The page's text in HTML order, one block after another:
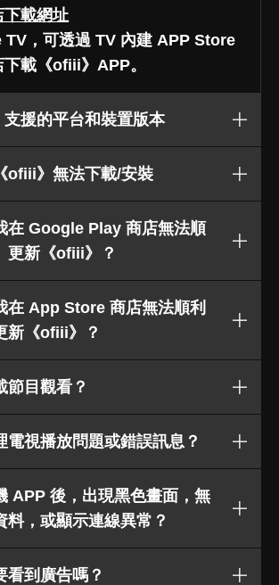
下載網址
TV，可透過 TV 內建 APP Store
下載《ofiii》APP。
支援的平台和裝置版本
ofiii》無法下載/安裝
在 Google Play 商店無法順
更新《ofiii》？
在 App Store 商店無法順利
新《ofiii》？
節目觀看？
電視播放問題或錯誤訊息？
APP 後，出現黑色畫面，無
料，或顯示連線異常？
看到廣告嗎？